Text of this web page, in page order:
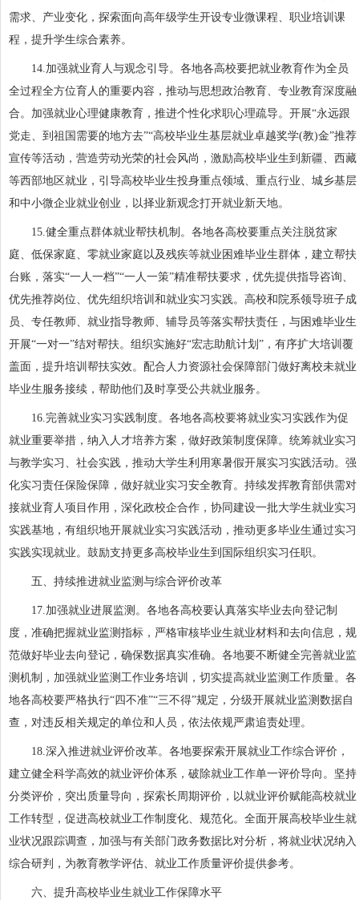
需求、产业变化，探索面向高年级学生开设专业微课程、职业培训课
程，提升学生综合素养。
14.加强就业育人与观念引导。各地各高校要把就业教育作为全员
全过程全方位育人的重要内容，推动与思想政治教育、专业教育深度融
合。加强就业心理健康教育，推进个性化求职心理疏导。开展“永远跟
党走、到祖国需要的地方去”“高校毕业生基层就业卓越奖学(教)金”推荐
宣传等活动，营造劳动光荣的社会风尚，激励高校毕业生到新疆、西藏
等西部地区就业，引导高校毕业生投身重点领域、重点行业、城乡基层
和中小微企业就业创业，以择业新观念打开就业新天地。
15.健全重点群体就业帮扶机制。各地各高校要重点关注脱贫家
庭、低保家庭、零就业家庭以及残疾等就业困难毕业生群体，建立帮扶
台账，落实“一人一档”“一人一策”精准帮扶要求，优先提供指导咨询、
优先推荐岗位、优先组织培训和就业实习实践。高校和院系领导班子成
员、专任教师、就业指导教师、辅导员等落实帮扶责任，与困难毕业生
开展“一对一”结对帮扶。组织实施好“宏志助航计划”，有序扩大培训覆
盖面，提升培训帮扶实效。配合人力资源社会保障部门做好离校未就业
毕业生服务接续，帮助他们及时享受公共就业服务。
16.完善就业实习实践制度。各地各高校要将就业实习实践作为促
就业重要举措，纳入人才培养方案，做好政策制度保障。统筹就业实习
与教学实习、社会实践，推动大学生利用寒暑假开展实习实践活动。强
化实习责任保险保障，做好就业实习安全教育。持续发挥教育部供需对
接就业育人项目作用，深化政校企合作，协同建设一批大学生就业实习
实践基地，有组织地开展就业实习实践活动，推动更多毕业生通过实习
实践实现就业。鼓励支持更多高校毕业生到国际组织实习任职。
五、持续推进就业监测与综合评价改革
17.加强就业进展监测。各地各高校要认真落实毕业去向登记制
度，准确把握就业监测指标，严格审核毕业生就业材料和去向信息，规
范做好毕业去向登记，确保数据真实准确。各地要不断健全完善就业监
测机制，加强就业监测工作业务培训，切实提高就业监测工作质量。各
地各高校要严格执行“四不准”“三不得”规定，分级开展就业监测数据自
查，对违反相关规定的单位和人员，依法依规严肃追责处理。
18.深入推进就业评价改革。各地要探索开展就业工作综合评价，
建立健全科学高效的就业评价体系，破除就业工作单一评价导向。坚持
分类评价，突出质量导向，探索长周期评价，以就业评价赋能高校就业
工作转型，促进高校就业工作制度化、规范化。全面开展高校毕业生就
业状况跟踪调查，加强与有关部门政务数据比对分析，将就业状况纳入
综合研判，为教育教学评估、就业工作质量评价提供参考。
六、提升高校毕业生就业工作保障水平